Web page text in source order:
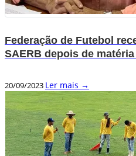
Federação de Futebol
SAERB depois de
20/09/2023 Ler mais →